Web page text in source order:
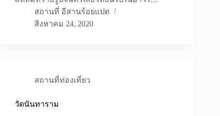
สถานที่ อีสานร้อยแปด
สิงหาคม 24, 2020
สถานที่ท่องเที่ยว
วัดนันทาราม